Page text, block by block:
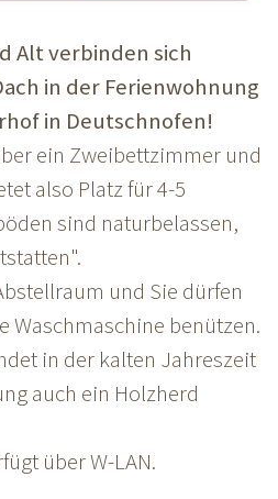
Alt verbinden sich
in der Ferienwohnung
in Deutschnofen!
ein Zweibettzimmer und
also Platz für 4-5
sind naturbelassen,
und Sie dürfen
Waschmaschine benützen.
in der kalten Jahreszeit
auch ein Holzherd
über W-LAN.